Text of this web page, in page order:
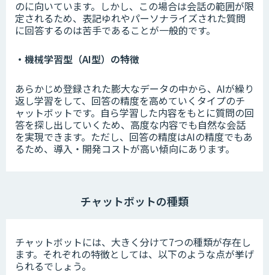
のに向いています。しかし、この場合は会話の範囲が限
定されるため、表記ゆれやパーソナライズされた質問
に回答するのは苦手であることが一般的です。
・機械学習型（AI型）の特徴
あらかじめ登録された膨大なデータの中から、AIが繰り
返し学習をして、回答の精度を高めていくタイプのチ
ャットボットです。自ら学習した内容をもとに質問の回
答を探し出していくため、高度な内容でも自然な会話
を実現できます。ただし、回答の精度はAIの精度でもあ
るため、導入・開発コストが高い傾向にあります。
チャットボットの種類
チャットボットには、大きく分けて7つの種類が存在し
ます。それぞれの特徴としては、以下のような点が挙げ
られるでしょう。